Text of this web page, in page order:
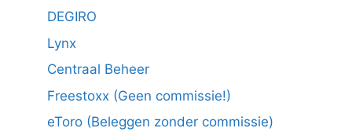
DEGIRO
Lynx
Centraal Beheer
Freestoxx (Geen commissie!)
eToro (Beleggen zonder commissie)